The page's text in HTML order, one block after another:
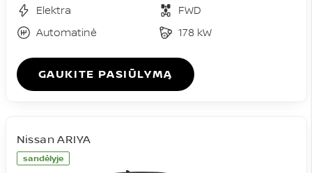
Elektra
FWD
Automatinė
178 kW
GAUKITE PASIŪLYMĄ
sandėlyje
Nissan ARIYA